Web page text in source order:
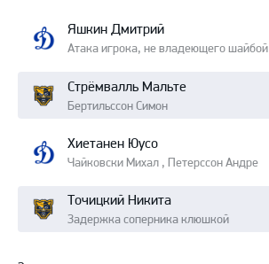
Яшкин Дмитрий
Атака игрока, не владеющего шайбой
Стрёмвалль Мальте
Бертильссон Симон
Хиетанен Юусо
Чайковски Михал , Петерссон Андре
Точицкий Никита
Задержка соперника клюшкой